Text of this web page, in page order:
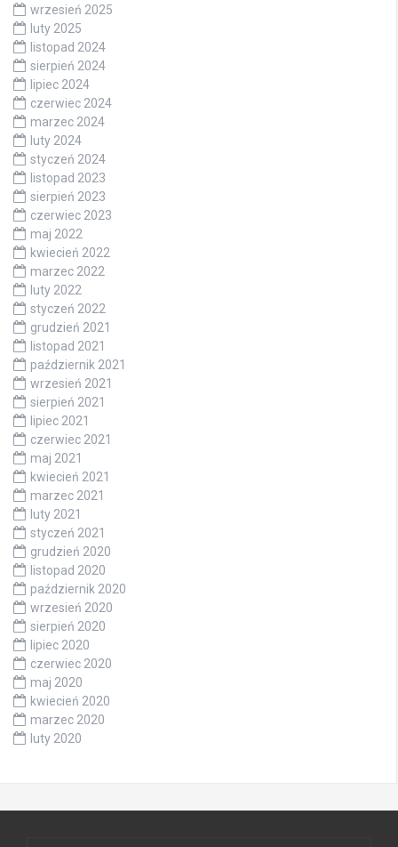
wrzesień 2025
luty 2025
listopad 2024
sierpień 2024
lipiec 2024
czerwiec 2024
marzec 2024
luty 2024
styczeń 2024
listopad 2023
sierpień 2023
czerwiec 2023
maj 2022
kwiecień 2022
marzec 2022
luty 2022
styczeń 2022
grudzień 2021
listopad 2021
październik 2021
wrzesień 2021
sierpień 2021
lipiec 2021
czerwiec 2021
maj 2021
kwiecień 2021
marzec 2021
luty 2021
styczeń 2021
grudzień 2020
listopad 2020
październik 2020
wrzesień 2020
sierpień 2020
lipiec 2020
czerwiec 2020
maj 2020
kwiecień 2020
marzec 2020
luty 2020